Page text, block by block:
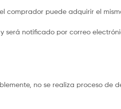
comprador puede adquirir el
notificado por correo
no se realiza proceso de